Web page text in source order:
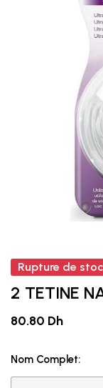
Rupture de
2 TETINE
80.80 Dh
Nom Complet: